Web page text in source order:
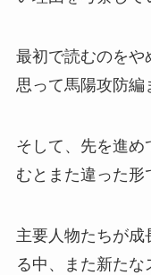
最初で読むのをや
思って馬陽攻防編
そして、先を進
むとまた違った形
主要人物たちが成
る中、また新た